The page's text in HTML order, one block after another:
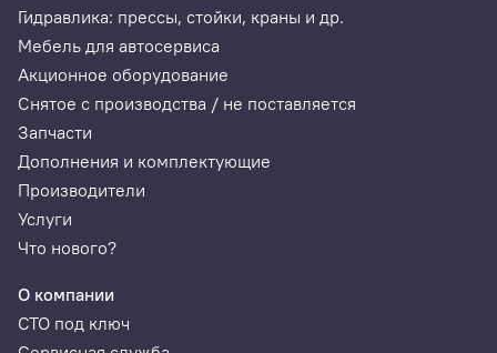
Гидравлика: прессы, стойки, краны и др.
Мебель для автосервиса
Акционное оборудование
Снятое с производства / не поставляется
Запчасти
Дополнения и комплектующие
Производители
Услуги
Что нового?
О компании
СТО под ключ